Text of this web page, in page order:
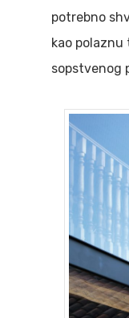
potrebno
kao
sopstvenog